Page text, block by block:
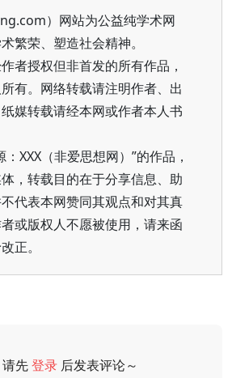
）网站为公益纯学术网
繁荣、塑造社会精神。
者授权但非首发的所有作品，
有。网络转载请注明作者、出
媒转载请经本网或作者本人书
XXX（非爱思想网）”的作品，
，转载目的在于分享信息、助
代表本网赞同其观点和对其真
或版权人不愿被使用，请来函
正。
请先登录 后发表评论～